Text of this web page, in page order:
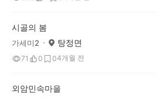
시골의 봄
가세미2 탕정면
71 0 04개월 전
외암민속마을